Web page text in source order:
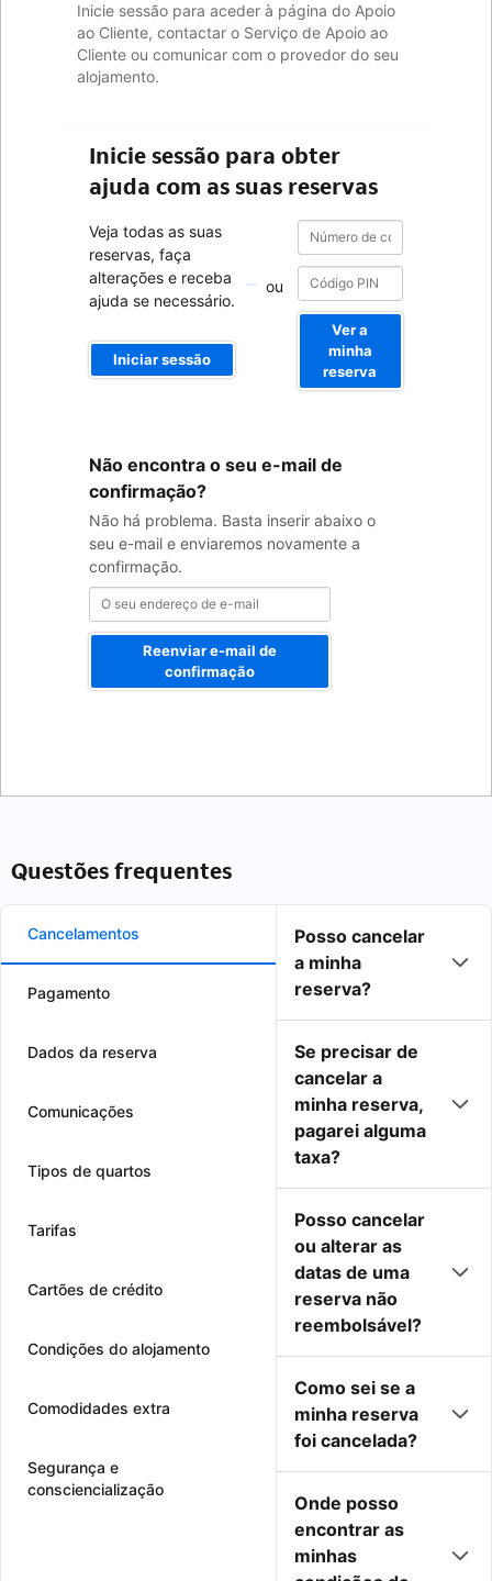
Inicie sessão para aceder à página do Apoio
ao Cliente, contactar o Serviço de Apoio ao
Cliente ou comunicar com o provedor do seu
alojamento.
Inicie sessão para obter
ajuda com as suas reservas
Veja todas as suas
reservas, faça
alterações e receba
ajuda se necessário.
Iniciar sessão
ou
Número
de
confirmação
Número
confirmação
Ver a
minha
reserva
Não encontra o seu e-mail de
confirmação?
Não há problema. Basta inserir abaixo o
seu e-mail e enviaremos novamente a
confirmação.
endereço
Reenviar e-mail de
confirmação
Questões frequentes
Cancelamentos
Pagamento
Dados da reserva
Comunicações
Tipos de quartos
Tarifas
Cartões de crédito
Condições do alojamento
Comodidades extra
Segurança e
consciencialização
Posso cancelar
a minha
reserva?
Se precisar de
cancelar a
minha reserva,
pagarei alguma
taxa?
Posso cancelar
ou alterar as
datas de uma
reserva não
reembolsável?
Como sei se a
minha reserva
foi cancelada?
Onde posso
encontrar as
minhas